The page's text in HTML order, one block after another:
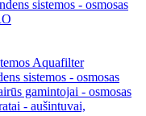
sistemos - osmosas
Aquafilter
sistemos - osmosas
gamintojai - osmosas
- aušintuvai,